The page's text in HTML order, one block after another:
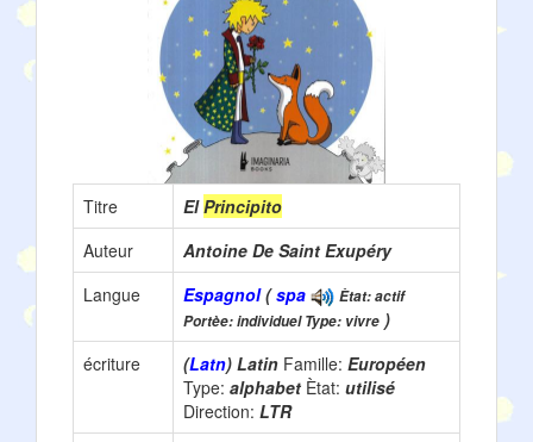
Titre ElPrincipito
Auteur
Antoine De Saint Exupéry
Langue
Espagnol(spa
Ètat: actif
Portèe: individuel Type: vivre )
écriture
(Latn) Latin Famille: Européen
Type: alphabet Ètat: utilisé
Direction: LTR